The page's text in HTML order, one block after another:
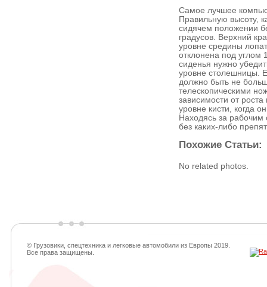
Самое лучшее
Правильную высоту,
сидячем положении
градусов. Верхний
уровне средины
отклонена под углом
сиденья нужно
уровне столешницы.
должно быть не
телескопическими
зависимости от
уровне кисти, когда
Находясь за рабочим
без каких-либо
Похожие Статьи:
No related photos.
© Грузовики, спецтехника и легковые автомобили из Европы 2019.
Все права защищены.